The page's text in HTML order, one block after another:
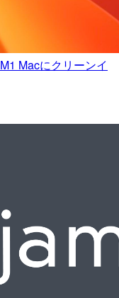
Macにクリーンイ